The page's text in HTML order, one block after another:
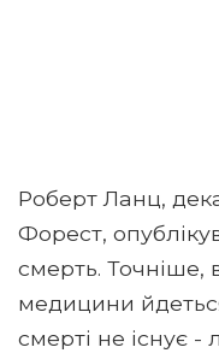
Роберт Ланц,
Форест,
смерть. Точніше,
медицини
смерті не існує